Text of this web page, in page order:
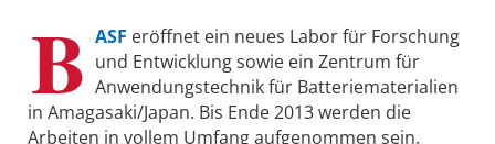
B ASF eröffnet ein neues Labor für Forschung
und Entwicklung sowie ein Zentrum für
Anwendungstechnik für Batteriematerialien
in Amagasaki/Japan. Bis Ende 2013 werden die
Arbeiten in vollem Umfang aufgenommen sein.